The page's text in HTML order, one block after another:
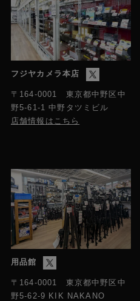
フジヤカメラ本店
〒164-0001 東京都中野区中
野5-61-1 中野タツミビル
店舗情報はこちら
用品館
〒164-0001 東京都中野区中
野5-62-9 KIK NAKANO